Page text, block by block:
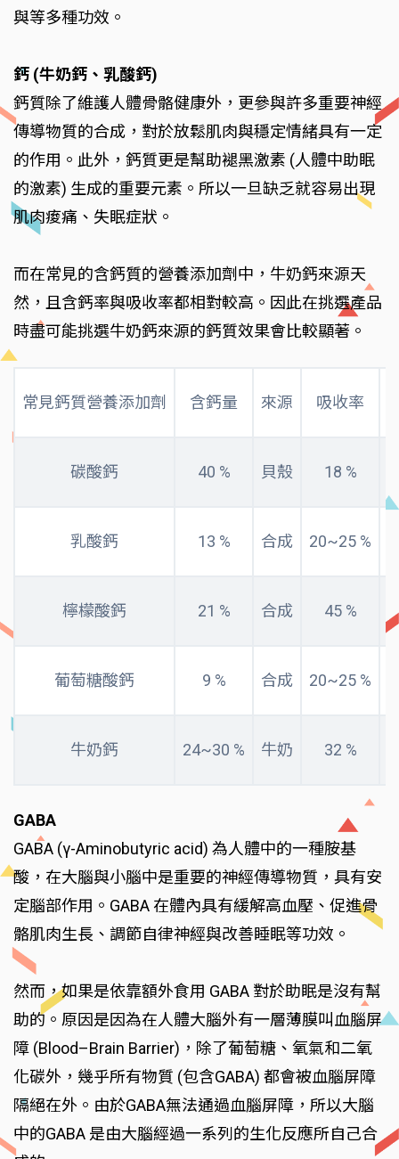
與等多種功效。
鈣 (牛奶鈣、乳酸鈣)
鈣質除了維護人體骨骼健康外，更參與許多重要神經
傳導物質的合成，對於放鬆肌肉與穩定情緒具有一定
的作用。此外，鈣質更是幫助褪黑激素 (人體中助眠
的激素) 生成的重要元素。所以一旦缺乏就容易出現
肌肉痠痛、失眠症狀。
而在常見的含鈣質的營養添加劑中，牛奶鈣來源天
然，且含鈣率與吸收率都相對較高。因此在挑選產品
時盡可能挑選牛奶鈣來源的鈣質效果會比較顯著。
常見鈣質營養添加劑 含鈣量 來源 吸收率
碳酸鈣 40 % 貝殼 18 %
乳酸鈣 13 % 合成 20~25 %
檸檬酸鈣 21 % 合成 45 %
葡萄糖酸鈣 9 % 合成 20~25 %
牛奶鈣 24~30 % 牛奶 32 %
GABA
GABA (γ-Aminobutyric acid) 為人體中的一種胺基
酸，在大腦與小腦中是重要的神經傳導物質，具有安
定腦部作用。GABA 在體內具有緩解高血壓、促進骨
骼肌肉生長、調節自律神經與改善睡眠等功效。
然而，如果是依靠額外食用 GABA 對於助眠是沒有幫
助的。原因是因為在人體大腦外有一層薄膜叫血腦屏
障 (Blood–Brain Barrier)，除了葡萄糖、氧氣和二氧
化碳外，幾乎所有物質 (包含GABA) 都會被血腦屏障
隔絕在外。由於GABA無法通過血腦屏障，所以大腦
中的GABA 是由大腦經過一系列的生化反應所自己合